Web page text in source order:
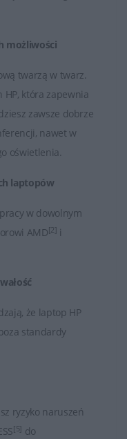
możliwości
twarzą w twarz.
HP, która zapewnia
zawsze dobrze
nawet w
oświetlenia.
laptopów
w dowolnym
AMD[2] i
że laptop HP
standardy
ryzyko naruszeń
[5] do